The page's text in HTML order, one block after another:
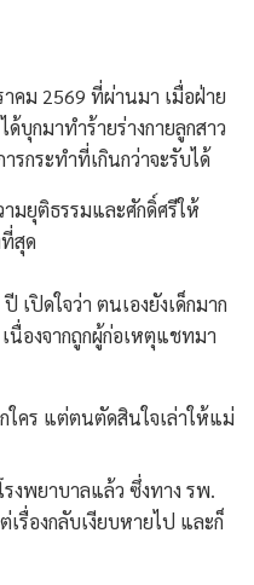
คม 2569 ที่ผ่านมา เมื่อฝ่าย
บุกมาทำร้ายร่างกายลูกสาว
รกระทำที่เกินกว่าจะรับได้
มยุติธรรมและศักดิ์ศรีให้
สุด
เปิดใจว่า ตนเองยังเด็กมาก
นื่องจากถูกผู้ก่อเหตุแชทมา
ใคร แต่ตนตัดสินใจเล่าให้แม่
งพยาบาลแล้ว ซึ่งทาง รพ.
เรื่องกลับเงียบหายไป และก็